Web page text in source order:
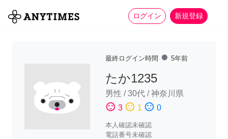
ログイン 新規登録
全て 家事 more_horiz
最終ログイン時間 fiber_manual_record 5年前
たか1235
男性 /30代 /神奈川県
sentiment_satisfied 3 sentiment_neutral 1 sentiment_dissatisfied 0
本人確認未確認
電話番号未確認